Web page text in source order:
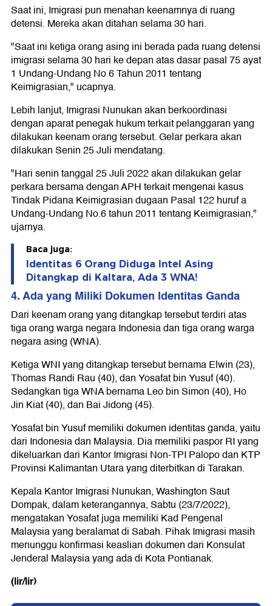
Saat ini, Imigrasi pun menahan keenamnya di ruang
detensi. Mereka akan ditahan selama 30 hari.
"Saat ini ketiga orang asing ini berada pada ruang detensi
imigrasi selama 30 hari ke depan atas dasar pasal 75 ayat
1 Undang-Undang No 6 Tahun 2011 tentang
Keimigrasian," ucapnya.
Lebih lanjut, Imigrasi Nunukan akan berkoordinasi
dengan aparat penegak hukum terkait pelanggaran yang
dilakukan keenam orang tersebut. Gelar perkara akan
dilakukan Senin 25 Juli mendatang.
"Hari senin tanggal 25 Juli 2022 akan dilakukan gelar
perkara bersama dengan APH terkait mengenai kasus
Tindak Pidana Keimigrasian dugaan Pasal 122 huruf a
Undang-Undang No.6 tahun 2011 tentang Keimigrasian,"
ujarnya.
Baca juga:
Identitas 6 Orang Diduga Intel Asing
Ditangkap di Kaltara, Ada 3 WNA!
4. Ada yang Miliki Dokumen Identitas Ganda
Dari keenam orang yang ditangkap tersebut terdiri atas
tiga orang warga negara Indonesia dan tiga orang warga
negara asing (WNA).
Ketiga WNI yang ditangkap tersebut bernama Elwin (23),
Thomas Randi Rau (40), dan Yosafat bin Yusuf (40).
Sedangkan tiga WNA bernama Leo bin Simon (40), Ho
Jin Kiat (40), dan Bai Jidong (45).
Yosafat bin Yusuf memiliki dokumen identitas ganda, yaitu
dari Indonesia dan Malaysia. Dia memiliki paspor RI yang
dikeluarkan dari Kantor Imigrasi Non-TPI Palopo dan KTP
Provinsi Kalimantan Utara yang diterbitkan di Tarakan.
Kepala Kantor Imigrasi Nunukan, Washington Saut
Dompak, dalam keterangannya, Sabtu (23/7/2022),
mengatakan Yosafat juga memiliki Kad Pengenal
Malaysia yang beralamat di Sabah. Pihak Imigrasi masih
menunggu konfirmasi keaslian dokumen dari Konsulat
Jenderal Malaysia yang ada di Kota Pontianak.
(lir/lir)